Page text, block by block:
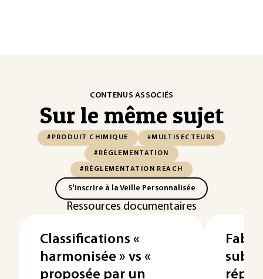
CONTENUS ASSOCIÉS
Sur le même sujet
#PRODUIT CHIMIQUE #MULTISECTEURS
#RÉGLEMENTATION
#RÉGLEMENTATION REACH
S'inscrire à la Veille Personnalisée
Ressources documentaires
Classifications «
harmonisée » vs «
proposée par un